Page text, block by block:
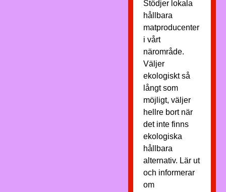
Stödjer lokala
hållbara
matproducenter
i vårt
närområde.
Väljer
ekologiskt så
långt som
möjligt, väljer
hellre bort när
det inte finns
ekologiska
hållbara
alternativ. Lär ut
och informerar
om